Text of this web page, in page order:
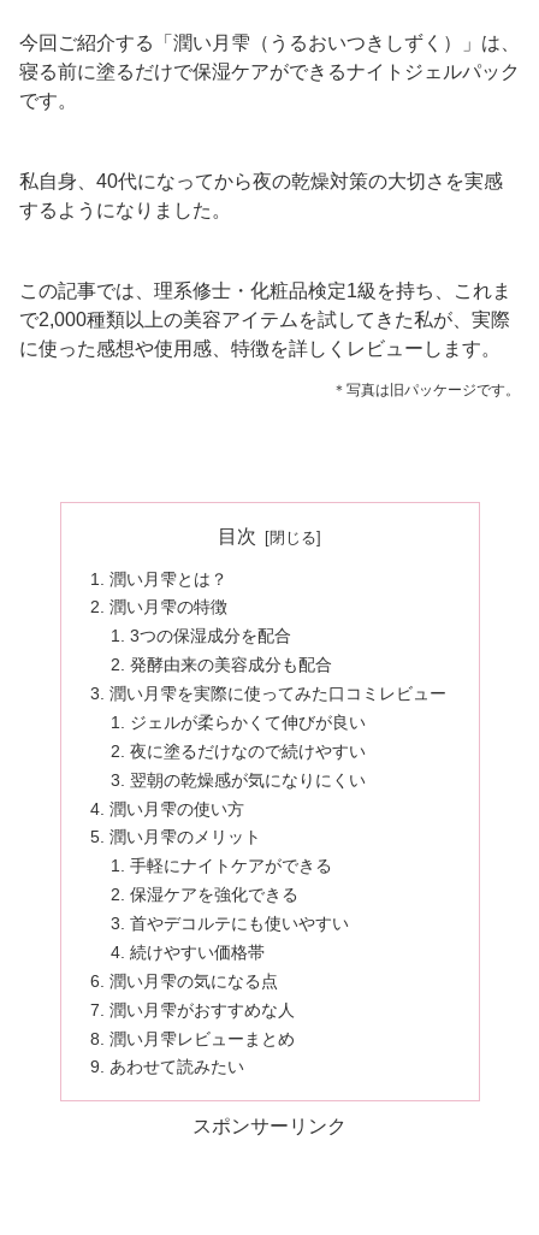
今回ご紹介する「潤い月雫（うるおいつきしずく）」は、
寝る前に塗るだけで保湿ケアができるナイトジェルパック
です。
私自身、40代になってから夜の乾燥対策の大切さを実感
するようになりました。
この記事では、理系修士・化粧品検定1級を持ち、これま
で2,000種類以上の美容アイテムを試してきた私が、実際
に使った感想や使用感、特徴を詳しくレビューします。
＊写真は旧パッケージです。
目次
潤い月雫とは？
潤い月雫の特徴
3つの保湿成分を配合
発酵由来の美容成分も配合
潤い月雫を実際に使ってみた口コミレビュー
ジェルが柔らかくて伸びが良い
夜に塗るだけなので続けやすい
翌朝の乾燥感が気になりにくい
潤い月雫の使い方
潤い月雫のメリット
手軽にナイトケアができる
保湿ケアを強化できる
首やデコルテにも使いやすい
続けやすい価格帯
潤い月雫の気になる点
潤い月雫がおすすめな人
潤い月雫レビューまとめ
あわせて読みたい
スポンサーリンク